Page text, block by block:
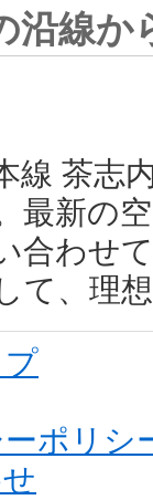
沿線か
線 茶志
最新の
合わせ
て、理
ポリシ